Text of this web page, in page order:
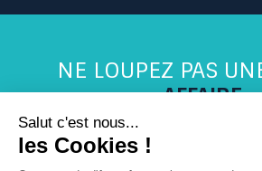
NE LOUPEZ PAS
AFFAIRE
Inscrivez-vous sur la newsletter et